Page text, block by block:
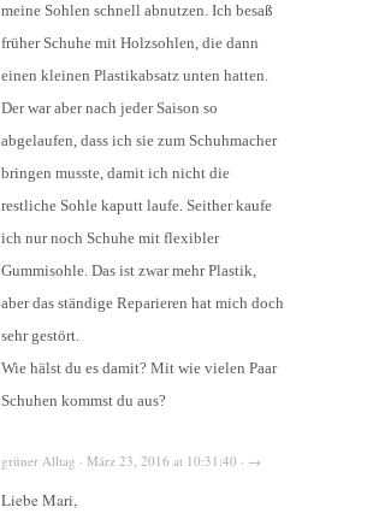
meine Sohlen schnell abnutzen. Ich besaß
früher Schuhe mit Holzsohlen, die dann
einen kleinen Plastikabsatz unten hatten.
Der war aber nach jeder Saison so
abgelaufen, dass ich sie zum Schuhmacher
bringen musste, damit ich nicht die
restliche Sohle kaputt laufe. Seither kaufe
ich nur noch Schuhe mit flexibler
Gummisohle. Das ist zwar mehr Plastik,
aber das ständige Reparieren hat mich doch
sehr gestört.
Wie hälst du es damit? Mit wie vielen Paar
Schuhen kommst du aus?
grüner Alltag · März 23, 2016 at 10:31:40 · →
Liebe Mari,